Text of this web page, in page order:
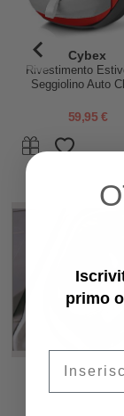
Cybex
Rivestimento
Seggiolino Auto
59,95 €
primo